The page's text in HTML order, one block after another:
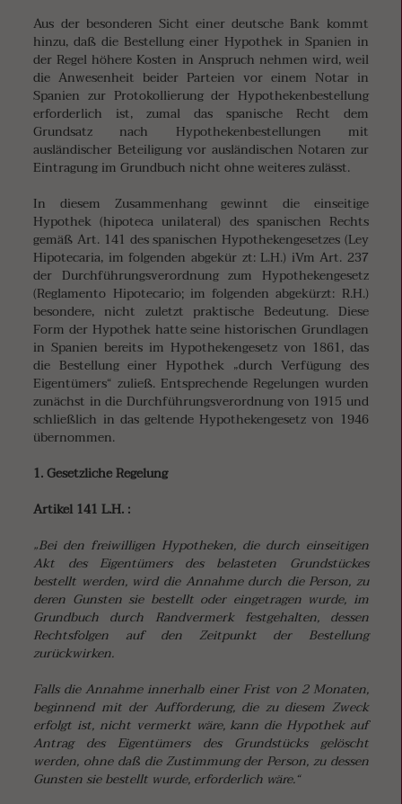
Aus der besonderen Sicht einer deutsche Bank kommt
hinzu, daß die Bestellung einer Hypothek in Spanien in
der Regel höhere Kosten in Anspruch nehmen wird, weil
die Anwesenheit beider Parteien vor einem Notar in
Spanien zur Protokollierung der Hypothekenbestellung
erforderlich ist, zumal das spanische Recht dem
Grundsatz nach Hypothekenbestellungen mit
ausländischer Beteiligung vor ausländischen Notaren zur
Eintragung im Grundbuch nicht ohne weiteres zulässt.
In diesem Zusammenhang gewinnt die einseitige
Hypothek (hipoteca unilateral) des spanischen Rechts
gemäß Art. 141 des spanischen Hypothekengesetzes (Ley
Hipotecaria, im folgenden abgekür zt: L.H.) iVm Art. 237
der Durchführungsverordnung zum Hypothekengesetz
(Reglamento Hipotecario; im folgenden abgekürzt: R.H.)
besondere, nicht zuletzt praktische Bedeutung. Diese
Form der Hypothek hatte seine historischen Grundlagen
in Spanien bereits im Hypothekengesetz von 1861, das
die Bestellung einer Hypothek „durch Verfügung des
Eigentümers“ zuließ. Entsprechende Regelungen wurden
zunächst in die Durchführungsverordnung von 1915 und
schließlich in das geltende Hypothekengesetz von 1946
übernommen.
1. Gesetzliche Regelung
Artikel 141 L.H. :
„Bei den freiwilligen Hypotheken, die durch einseitigen
Akt des Eigentümers des belasteten Grundstückes
bestellt werden, wird die Annahme durch die Person, zu
deren Gunsten sie bestellt oder eingetragen wurde, im
Grundbuch durch Randvermerk festgehalten, dessen
Rechtsfolgen auf den Zeitpunkt der Bestellung
zurückwirken.
Falls die Annahme innerhalb einer Frist von 2 Monaten,
beginnend mit der Aufforderung, die zu diesem Zweck
erfolgt ist, nicht vermerkt wäre, kann die Hypothek auf
Antrag des Eigentümers des Grundstücks gelöscht
werden, ohne daß die Zustimmung der Person, zu dessen
Gunsten sie bestellt wurde, erforderlich wäre.“